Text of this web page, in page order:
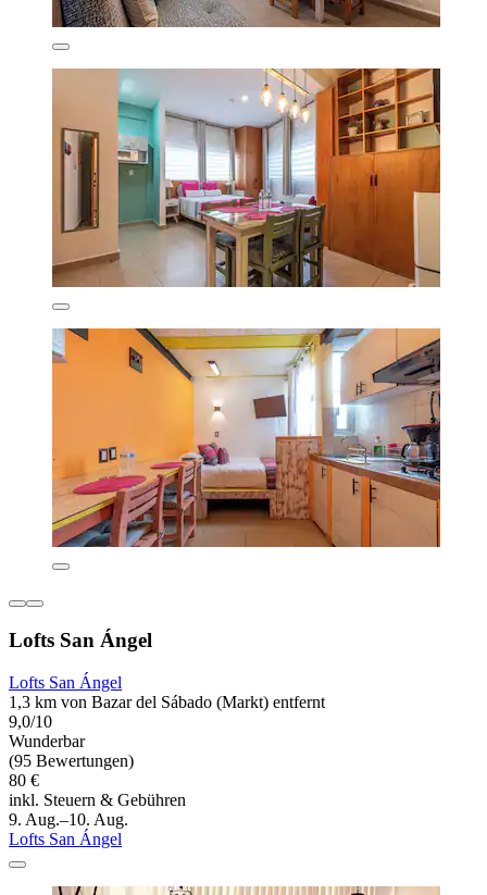
Lofts San Ángel
Lofts San Ángel
1,3 km von Bazar del Sábado (Markt) entfernt
9,0/10
Wunderbar
(95 Bewertungen)
80 €
inkl. Steuern & Gebühren
9. Aug.–10. Aug.
Lofts San Ángel